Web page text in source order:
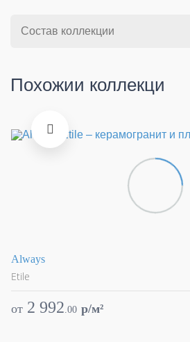
Состав коллекции
Похожии коллекци
Always
Etile
от 2 992.00 p/м²